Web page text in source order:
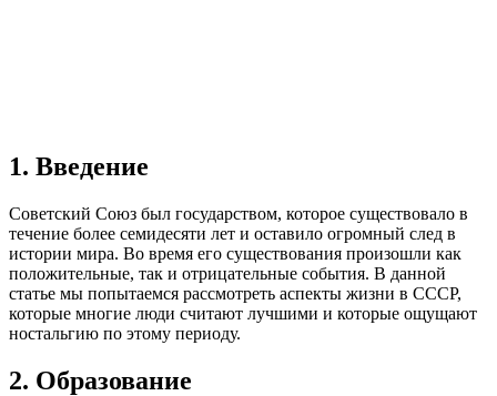
1. Введение
Советский Союз был государством, которое существовало в
течение более семидесяти лет и оставило огромный след в
истории мира. Во время его существования произошли как
положительные, так и отрицательные события. В данной
статье мы попытаемся рассмотреть аспекты жизни в СССР,
которые многие люди считают лучшими и которые ощущают
ностальгию по этому периоду.
2. Образование